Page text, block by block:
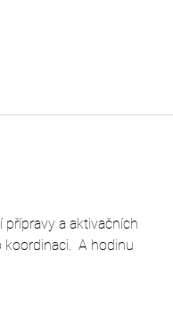
a aktivačních
A hodinu